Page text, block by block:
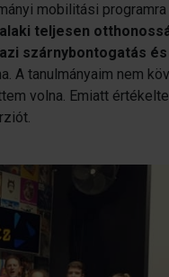
mobilitási
teljesen
szárnybontogatás
A tanulmányaim nem
volna. Emiatt